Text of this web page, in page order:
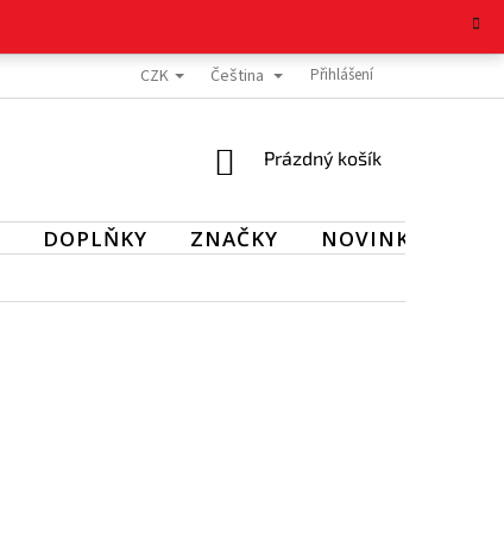
REKLAMAČNÍ ŘÁD OCHRANA OSOBNÍCH ÚDAJŮ
CZK Čeština Přihlášení
NÁKUPNÍ
Prázdný košík
DOPLŇKY ZNAČKY NOVINKY